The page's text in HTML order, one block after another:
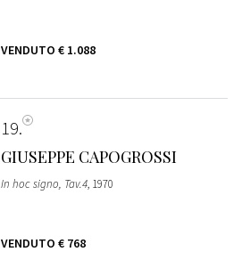
VENDUTO € 1.088
19
GIUSEPPE CAPOGROSSI
In hoc signo, Tav.4, 1970
VENDUTO € 768